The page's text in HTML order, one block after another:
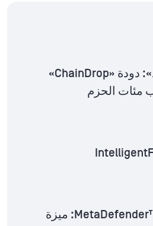
عودة «شاي-هولود»: دودة «ChainDrop»
إصدار MetaDefender™ Drive .4.7: ميزة